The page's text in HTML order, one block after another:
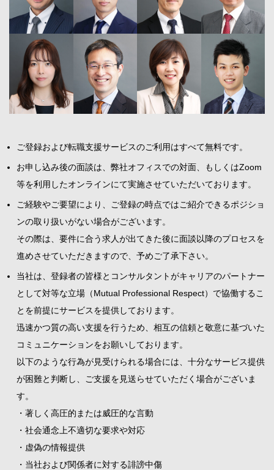
ご登録および転職支援サービスのご利用はすべて無料です。
お申し込み後の面談は、弊社オフィスでの対面、もしくはZoom
等を利用したオンラインにて実施させていただいております。
ご経験やご要望により、ご登録の時点ではご紹介できるポジショ
ンの取り扱いがない場合がございます。
その際は、要件に合う求人が出てきた後に面談以降のプロセスを
進めさせていただきますので、予めご了承下さい。
当社は、登録者の皆様とコンサルタントがキャリアのパートナー
として対等な立場（Mutual Professional Respect）で協働するこ
とを前提にサービスを提供しております。
迅速かつ質の高い支援を行うため、相互の信頼と敬意に基づいた
コミュニケーションをお願いしております。
以下のような行為が見受けられる場合には、十分なサービス提供
が困難と判断し、ご支援を見送らせていただく場合がございま
す。
・著しく高圧的または威圧的な言動
・社会通念上不適切な要求や対応
・虚偽の情報提供
・当社および関係者に対する誹謗中傷